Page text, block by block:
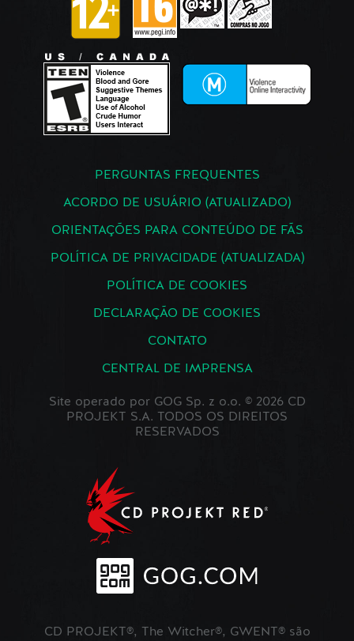
PERGUNTAS FREQUENTES
ACORDO DE USUÁRIO (ATUALIZADO)
ORIENTAÇÕES PARA CONTEÚDO DE FÃS
POLÍTICA DE PRIVACIDADE (ATUALIZADA)
POLÍTICA DE COOKIES
DECLARAÇÃO DE COOKIES
CONTATO
CENTRAL DE IMPRENSA
Site operado por GOG Sp. z o.o. © 2026 CD
PROJEKT S.A. TODOS OS DIREITOS
RESERVADOS
CD PROJEKT®, The Witcher®, GWENT® são